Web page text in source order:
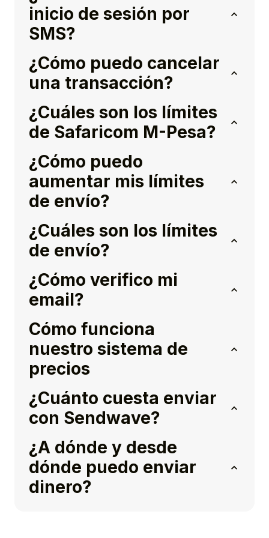
inicio de sesión por
SMS?
¿Cómo puedo cancelar
una transacción?
¿Cuáles son los límites
de Safaricom M-Pesa?
¿Cómo puedo
aumentar mis límites
de envío?
¿Cuáles son los límites
de envío?
¿Cómo verifico mi
email?
Cómo funciona
nuestro sistema de
precios
¿Cuánto cuesta enviar
con Sendwave?
¿A dónde y desde
dónde puedo enviar
dinero?